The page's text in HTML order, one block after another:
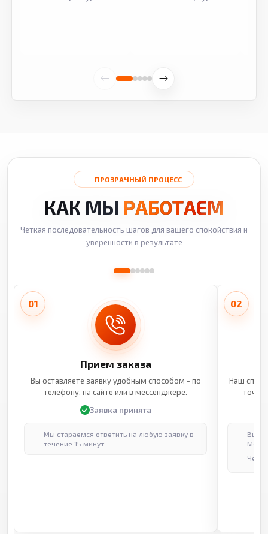
ПРОЗРАЧНЫЙ ПРОЦЕСС
КАК МЫ РАБОТАЕМ
Четкая последовательность шагов для вашего спокойствия и
уверенности в результате
01
Прием заказа
Вы оставляете заявку удобным способом - по
телефону, на сайте или в мессенджере.
Заявка принята
Мы стараемся ответить на любую заявку в
течение 15 минут
02
Наш